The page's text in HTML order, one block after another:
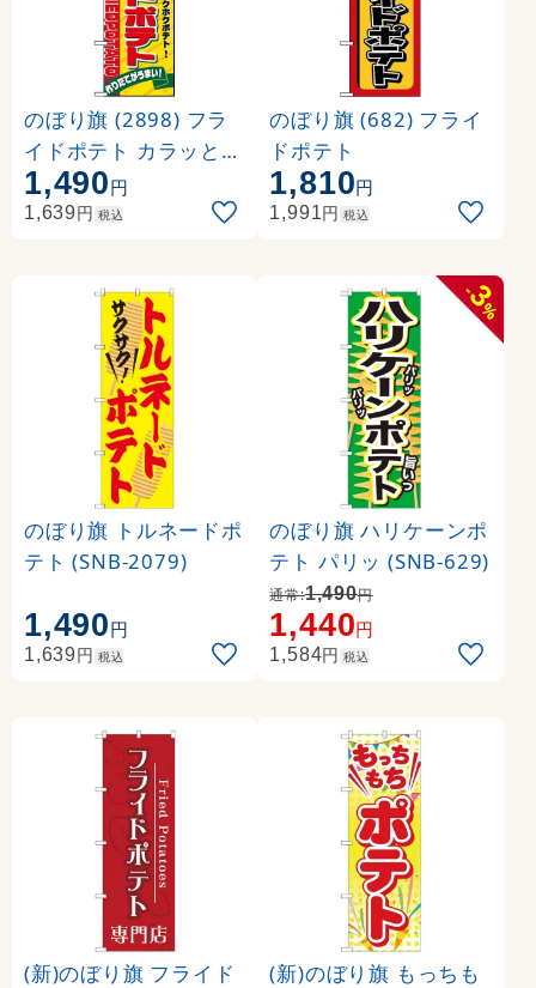
のぼり旗 (2898) フラ
イドポテト カラッと上
がったホクホクポテト
1,490円
1,639円 税込
のぼり旗 (682) フライ
ドポテト
1,810円
1,991円 税込
のぼり旗 トルネードポ
テト (SNB-2079)
1,490円
1,639円 税込
-
3
%
のぼり旗 ハリケーンポ
テト パリッ (SNB-629)
通常:1,490円
1,440円
1,584円 税込
(新)のぼり旗 フライド
(新)のぼり旗 もっちも